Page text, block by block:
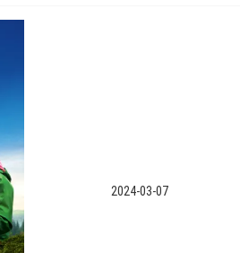
2024-03-07